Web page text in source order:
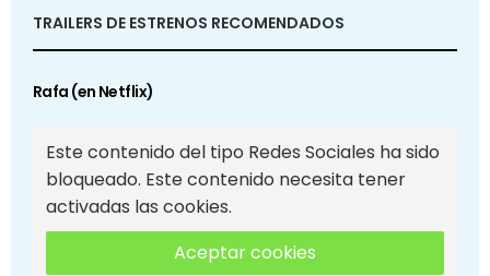
TRAILERS DE ESTRENOS RECOMENDADOS
Rafa (en Netflix)
Este contenido del tipo Redes Sociales ha sido
bloqueado. Este contenido necesita tener
activadas las cookies.
Aceptar cookies